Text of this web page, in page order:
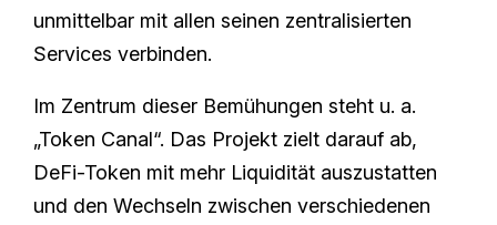
unmittelbar mit allen seinen zentralisierten
Services verbinden.
Im Zentrum dieser Bemühungen steht u. a.
„Token Canal“. Das Projekt zielt darauf ab,
DeFi-Token mit mehr Liquidität auszustatten
und den Wechseln zwischen verschiedenen